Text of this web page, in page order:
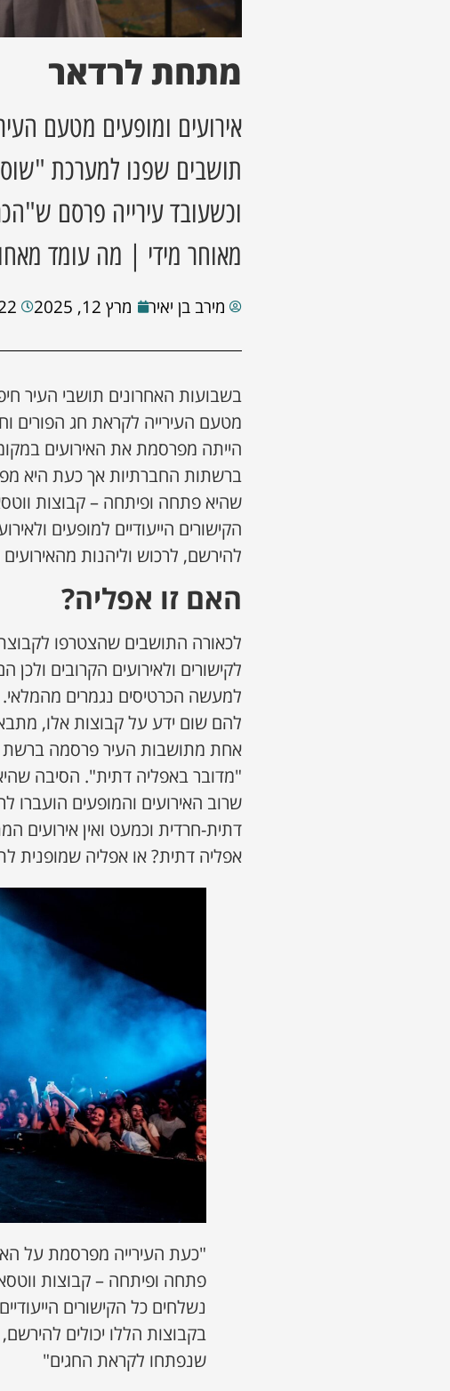
מתחת לרדאר
אירועים ומופעים מטעם
תושבים שפנו למערכת
וכשעובד עירייה פרסם
מאוחר מידי | מה עומד
מירב בן יאיר מרץ 12, 2025
בשבועות האחרונים תושבי העיר
מטעם העירייה לקראת חג הפורים
הייתה מפרסמת את האירועים
ברשתות החברתיות אך כעת היא
שהיא פתחה ופיתחה – קבוצות
הקישורים הייעודיים למופעים
להירשם, לרכוש וליהנות
האם זו אפליה?
לכאורה התושבים שהצטרפו
לקישורים ולאירועים הקרובים
למעשה הכרטיסים נגמרים מהמלאי.
להם שום ידע על קבוצות אלו,
אחת מתושבות העיר פרסמה
"מדובר באפליה דתית". הסיבה
שרוב האירועים והמופעים הועברו
דתית-חרדית וכמעט ואין אירועים
אפליה דתית? או אפליה שמופנית
"כעת העירייה מפרסמת על
פתחה ופיתחה – קבוצות
נשלחים כל הקישורים
בקבוצות הללו יכולים
שנפתחו לקראת החגים"